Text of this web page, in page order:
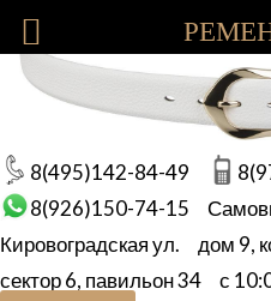
8(495)142-84-49
8(926)150-74-15
Кировоградская ул.
дом 9,
сектор 6, павильон 34
с